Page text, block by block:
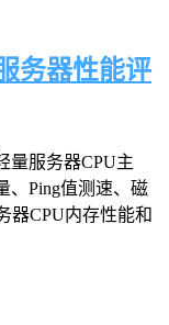
务器性能评
量服务器CPU主
、Ping值测速、磁
器CPU内存性能和